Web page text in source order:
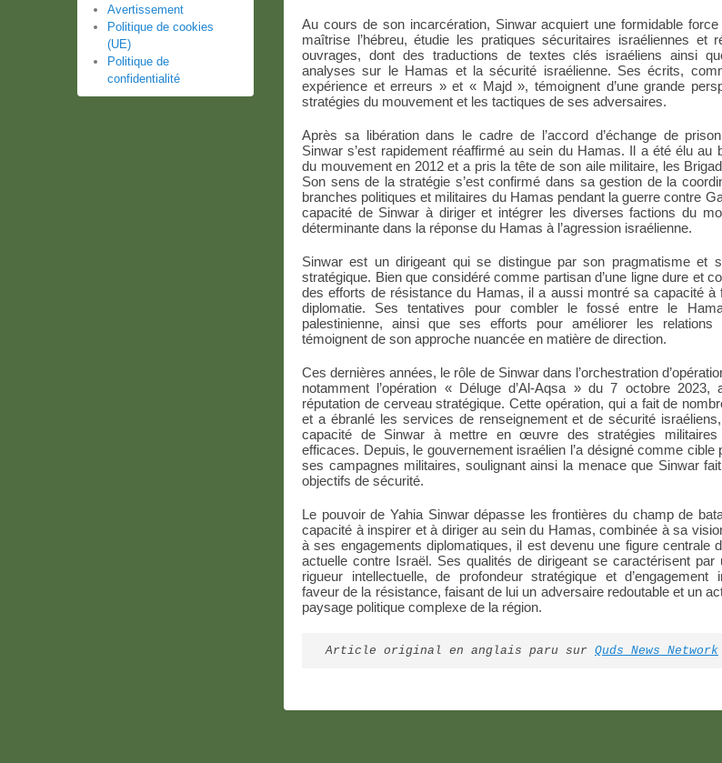
Au cours de son incarcération, Sinwar acquiert une formidable force
maîtrise l’hébreu, étudie les pratiques sécuritaires israéliennes et
ouvrages, dont des traductions de textes clés israéliens ainsi
analyses sur le Hamas et la sécurité israélienne. Ses écrits,
expérience et erreurs » et « Majd », témoignent d’une grande
stratégies du mouvement et les tactiques de ses adversaires.
Après sa libération dans le cadre de l’accord d’échange de
Sinwar s’est rapidement réaffirmé au sein du Hamas. Il a été élu au
du mouvement en 2012 et a pris la tête de son aile militaire, les
Son sens de la stratégie s’est confirmé dans sa gestion de la
branches politiques et militaires du Hamas pendant la guerre contre
capacité de Sinwar à diriger et intégrer les diverses factions du
déterminante dans la réponse du Hamas à l’agression israélienne.
Sinwar est un dirigeant qui se distingue par son pragmatisme et
stratégique. Bien que considéré comme partisan d’une ligne dure et
des efforts de résistance du Hamas, il a aussi montré sa capacité à
diplomatie. Ses tentatives pour combler le fossé entre le
palestinienne, ainsi que ses efforts pour améliorer les relations
témoignent de son approche nuancée en matière de direction.
Ces dernières années, le rôle de Sinwar dans l’orchestration
notamment l’opération « Déluge d’Al-Aqsa » du 7 octobre 2023,
réputation de cerveau stratégique. Cette opération, qui a fait de
et a ébranlé les services de renseignement et de sécurité
capacité de Sinwar à mettre en œuvre des stratégies militaires
efficaces. Depuis, le gouvernement israélien l’a désigné comme cible
ses campagnes militaires, soulignant ainsi la menace que Sinwar
objectifs de sécurité.
Le pouvoir de Yahia Sinwar dépasse les frontières du champ de
capacité à inspirer et à diriger au sein du Hamas, combinée à sa
à ses engagements diplomatiques, il est devenu une figure centrale
actuelle contre Israël. Ses qualités de dirigeant se caractérisent par
rigueur intellectuelle, de profondeur stratégique et d’engagement
faveur de la résistance, faisant de lui un adversaire redoutable et un
paysage politique complexe de la région.
Article original en anglais paru sur Quds News Network
Avertissement
Politique de cookies
(UE)
Politique de
confidentialité